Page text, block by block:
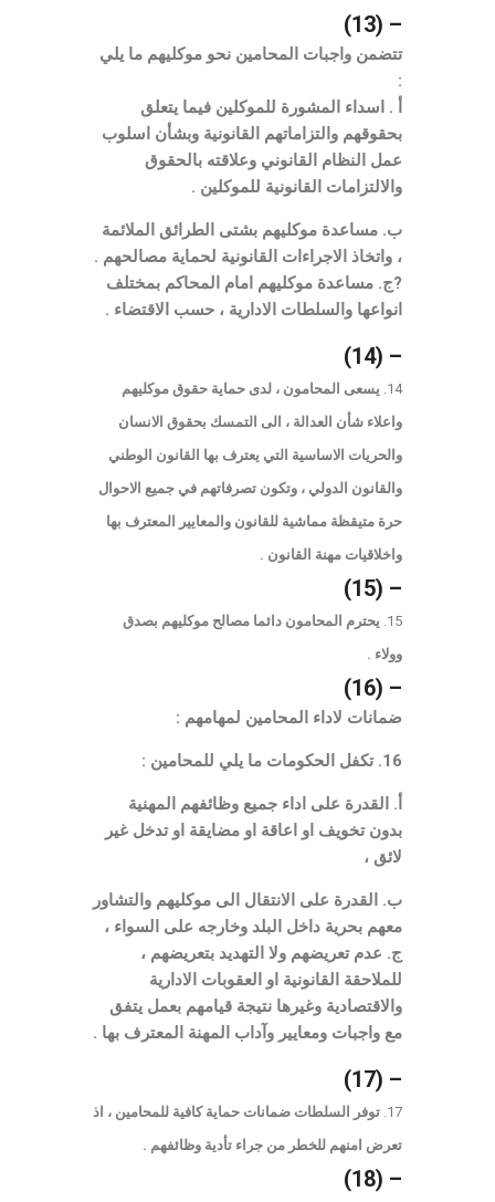
– (13)
تتضمن واجبات المحامين نحو موكليهم ما يلي
:
أ . اسداء المشورة للموكلين فيما يتعلق
بحقوقهم والتزاماتهم القانونية وبشأن اسلوب
عمل النظام القانوني وعلاقته بالحقوق
والالتزامات القانونية للموكلين .
ب. مساعدة موكليهم بشتى الطرائق الملائمة
، واتخاذ الاجراءات القانونية لحماية مصالحهم .
?ج. مساعدة موكليهم امام المحاكم بمختلف
انواعها والسلطات الادارية ، حسب الاقتضاء .
– (14)
يسعى المحامون ، لدى حماية حقوق موكليهم
واعلاء شأن العدالة ، الى التمسك بحقوق الانسان
والحريات الاساسية التي يعترف بها القانون الوطني
والقانون الدولي ، وتكون تصرفاتهم في جميع الاحوال
حرة متيقظة مماشية للقانون والمعايير المعترف بها
واخلاقيات مهنة القانون .
– (15)
يحترم المحامون دائما مصالح موكليهم بصدق
وولاء .
– (16)
ضمانات لاداء المحامين لمهامهم :
16. تكفل الحكومات ما يلي للمحامين :
أ. القدرة على اداء جميع وظائفهم المهنية
بدون تخويف او اعاقة او مضايقة او تدخل غير
لائق ،
ب. القدرة على الانتقال الى موكليهم والتشاور
معهم بحرية داخل البلد وخارجه على السواء ،
ج. عدم تعريضهم ولا التهديد بتعريضهم ،
للملاحقة القانونية او العقوبات الادارية
والاقتصادية وغيرها نتيجة قيامهم بعمل يتفق
مع واجبات ومعايير وآداب المهنة المعترف بها .
– (17)
توفر السلطات ضمانات حماية كافية للمحامين ، اذ
تعرض امنهم للخطر من جراء تأدية وظائفهم .
– (18)